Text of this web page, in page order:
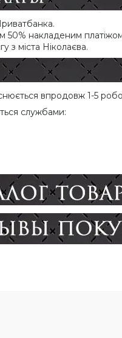
50% накладеним
з міста Ніколаєва.
впродовж 1-5
службами: